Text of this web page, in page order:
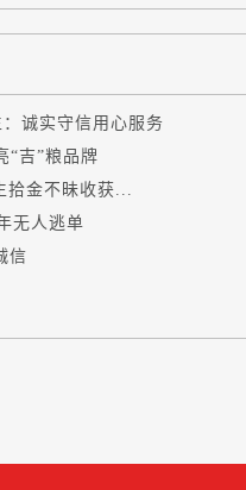
诚实守信用心服务
“吉”粮品牌
拾金不昧收获...
无人逃单
信